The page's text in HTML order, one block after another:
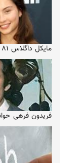
مایکل داگلاس ۸۱ ساله در کنار دختر ۲۳ ساله اش
فریدون فرهی